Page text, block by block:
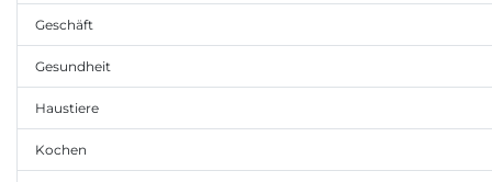
Geschäft
Gesundheit
Haustiere
Kochen